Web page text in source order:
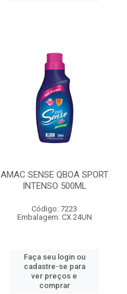
AMAC SENSE QBOA SPORT
INTENSO 500ML
Código: 7223
Embalagem: CX 24UN
Faça seu login ou
cadastre-se para
ver preços e
comprar